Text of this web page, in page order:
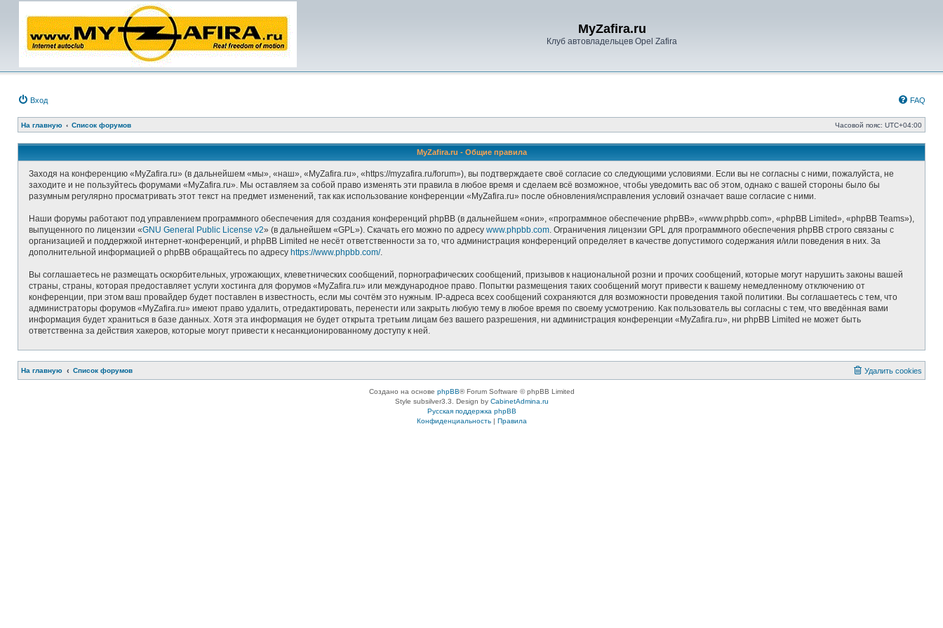
MyZafira.ru
Клуб автовладельцев Opel Zafira
Вход FAQ
На главную Список форумов Часовой пояс: UTC+04:00
MyZafira.ru - Общие правила
Заходя на конференцию «MyZafira.ru» (в дальнейшем «мы», «наш», «MyZafira.ru», «https://myzafira.ru/forum»), вы подтверждаете своё согласие со следующими условиями. Если вы не согласны с ними, пожалуйста, не
заходите и не пользуйтесь форумами «MyZafira.ru». Мы оставляем за собой право изменять эти правила в любое время и сделаем всё возможное, чтобы уведомить вас об этом, однако с вашей стороны было бы
разумным регулярно просматривать этот текст на предмет изменений, так как использование конференции «MyZafira.ru» после обновления/исправления условий означает ваше согласие с ними.
Наши форумы работают под управлением программного обеспечения для создания конференций phpBB (в дальнейшем «они», «программное обеспечение phpBB», «www.phpbb.com», «phpBB Limited», «phpBB Teams»),
выпущенного по лицензии «GNU General Public License v2» (в дальнейшем «GPL»). Скачать его можно по адресу www.phpbb.com. Ограничения лицензии GPL для программного обеспечения phpBB строго связаны с
организацией и поддержкой интернет-конференций, и phpBB Limited не несёт ответственности за то, что администрация конференций определяет в качестве допустимого содержания и/или поведения в них. За
дополнительной информацией о phpBB обращайтесь по адресу https://www.phpbb.com/.
Вы соглашаетесь не размещать оскорбительных, угрожающих, клеветнических сообщений, порнографических сообщений, призывов к национальной розни и прочих сообщений, которые могут нарушить законы вашей
страны, страны, которая предоставляет услуги хостинга для форумов «MyZafira.ru» или международное право. Попытки размещения таких сообщений могут привести к вашему немедленному отключению от
конференции, при этом ваш провайдер будет поставлен в известность, если мы сочтём это нужным. IP-адреса всех сообщений сохраняются для возможности проведения такой политики. Вы соглашаетесь с тем, что
администраторы форумов «MyZafira.ru» имеют право удалить, отредактировать, перенести или закрыть любую тему в любое время по своему усмотрению. Как пользователь вы согласны с тем, что введённая вами
информация будет храниться в базе данных. Хотя эта информация не будет открыта третьим лицам без вашего разрешения, ни администрация конференции «MyZafira.ru», ни phpBB Limited не может быть
ответственна за действия хакеров, которые могут привести к несанкционированному доступу к ней.
На главную Список форумов Удалить cookies
Создано на основе phpBB® Forum Software © phpBB Limited
Style subsilver3.3. Design by CabinetAdmina.ru
Русская поддержка phpBB
Конфиденциальность| Правила